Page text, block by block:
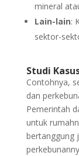
mineral
Lain-lain:
sektor-
Studi
Contohnya,
dan
Pemerintah
untuk
bertanggung